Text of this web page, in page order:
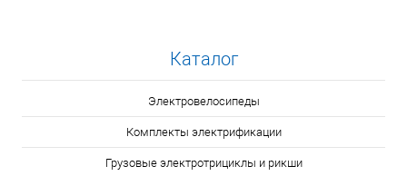
Каталог
Электровелосипеды
Комплекты электрификации
Грузовые электротрициклы и рикши